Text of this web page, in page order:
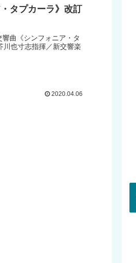
タプカーラ》改訂
曲《シンフォニア・タ
川也寸志指揮／新交響楽
2020.04.06